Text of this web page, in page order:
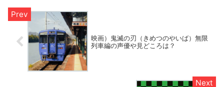
映画）鬼滅の刃（きめつのやいば）無限
列車編の声優や見どころは？